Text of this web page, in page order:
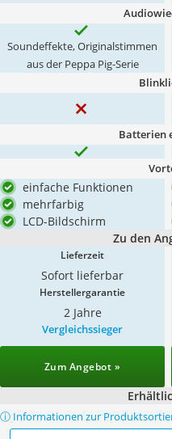
Soundeffekte, Originalstimmen
aus der Peppa Pig-Serie
Batterien
einfache Funktionen
mehrfarbig
LCD-Bildschirm
Zu den
Lieferzeit
Sofort lieferbar
Herstellergarantie
2 Jahre
Vergleichssieger
Zum Angebot »
ⓘ Informationen zur